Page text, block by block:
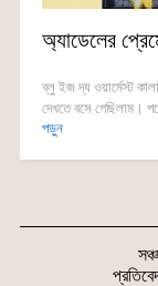
অ্যাডেলের
ব্লু ইজ দ্য ওয়ার্মেস্ট
দেখতে বসে গেছিলাম।
পড়ুন